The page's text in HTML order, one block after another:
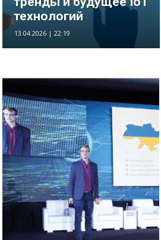
технологий
13.04.2026 | 22:19